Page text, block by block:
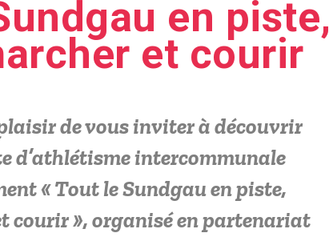
en piste,
et courir
de vous inviter à découvrir
d’athlétisme intercommunale
« Tout le Sundgau en piste,
courir », organisé en partenariat